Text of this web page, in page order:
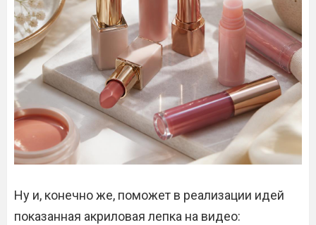
Ну и, конечно же, поможет в реализации идей
показанная акриловая лепка на видео: